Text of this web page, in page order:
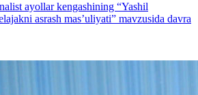
ayollar kengashining “Yashil
asrash mas’uliyati” mavzusida davra